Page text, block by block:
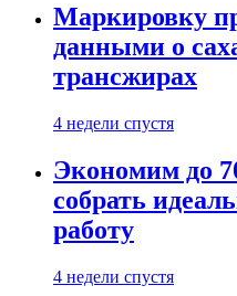
Маркировку
данными о
трансжирах
4 недели спустя
Экономим до
собрать
работу
4 недели спустя